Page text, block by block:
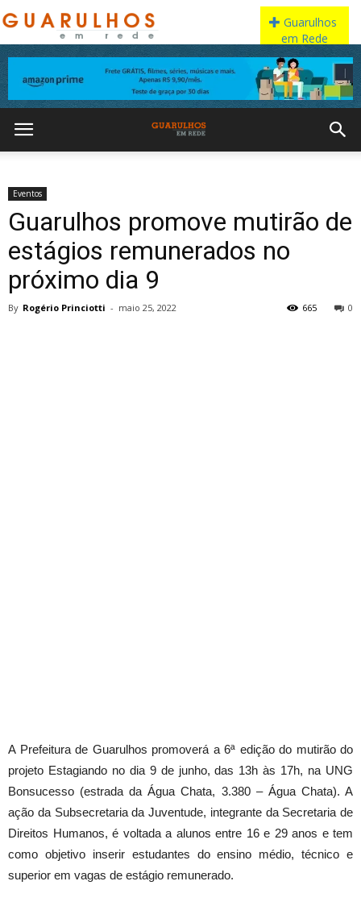
Eventos
Guarulhos promove mutirão de
estágios remunerados no
próximo dia 9
By Rogério Princiotti - maio 25, 2022 0
665
A Prefeitura de Guarulhos promoverá a 6ª edição do mutirão do
projeto Estagiando no dia 9 de junho, das 13h às 17h, na UNG
Bonsucesso (estrada da Água Chata, 3.380 – Água Chata). A
ação da Subsecretaria da Juventude, integrante da Secretaria de
Direitos Humanos, é voltada a alunos entre 16 e 29 anos e tem
como objetivo inserir estudantes do ensino médio, técnico e
superior em vagas de estágio remunerado.